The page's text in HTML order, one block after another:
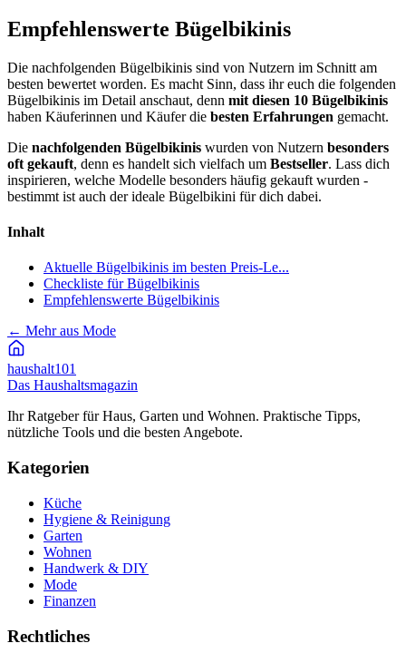
Empfehlenswerte Bügelbikinis
Die nachfolgenden Bügelbikinis sind von Nutzern im Schnitt am
besten bewertet worden. Es macht Sinn, dass ihr euch die folgenden
Bügelbikinis im Detail anschaut, denn mit diesen 10 Bügelbikinis
haben Käuferinnen und Käufer die besten Erfahrungen gemacht.
Die nachfolgenden Bügelbikinis wurden von Nutzern besonders
oft gekauft, denn es handelt sich vielfach um Bestseller. Lass dich
inspirieren, welche Modelle besonders häufig gekauft wurden -
bestimmt ist auch der ideale Bügelbikini für dich dabei.
Inhalt
Aktuelle Bügelbikinis im besten Preis-Le...
Checkliste für Bügelbikinis
Empfehlenswerte Bügelbikinis
← Mehr aus Mode
haushalt101
Das Haushaltsmagazin
Ihr Ratgeber für Haus, Garten und Wohnen. Praktische Tipps,
nützliche Tools und die besten Angebote.
Kategorien
Küche
Hygiene & Reinigung
Garten
Wohnen
Handwerk & DIY
Mode
Finanzen
Rechtliches